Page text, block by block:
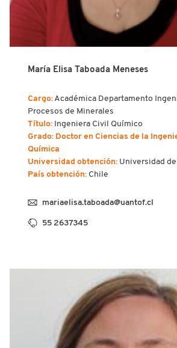
María Elisa Taboada Meneses
Cargo: Académica Departamento
Procesos de Minerales
Título: Ingeniera Civil Químico
Grado: Doctor en Ciencias de la
Química
Universidad obtención: Universidad
País obtención: Chile
mariaelisa.taboada@uantof.cl
55 2637345